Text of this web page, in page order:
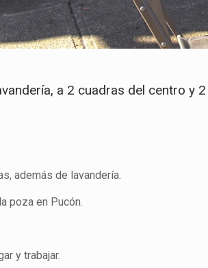
a 2 cuadras del centro y
además de lavandería.
poza en Pucón.
y trabajar.